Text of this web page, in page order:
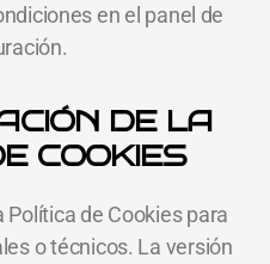
en el panel de
DE LA
COOKIES
de Cookies para
o técnicos. La versión